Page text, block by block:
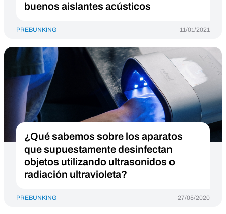
buenos aislantes acústicos
PREBUNKING 11/01/2021
¿Qué sabemos sobre los aparatos
que supuestamente desinfectan
objetos utilizando ultrasonidos o
radiación ultravioleta?
PREBUNKING 27/05/2020